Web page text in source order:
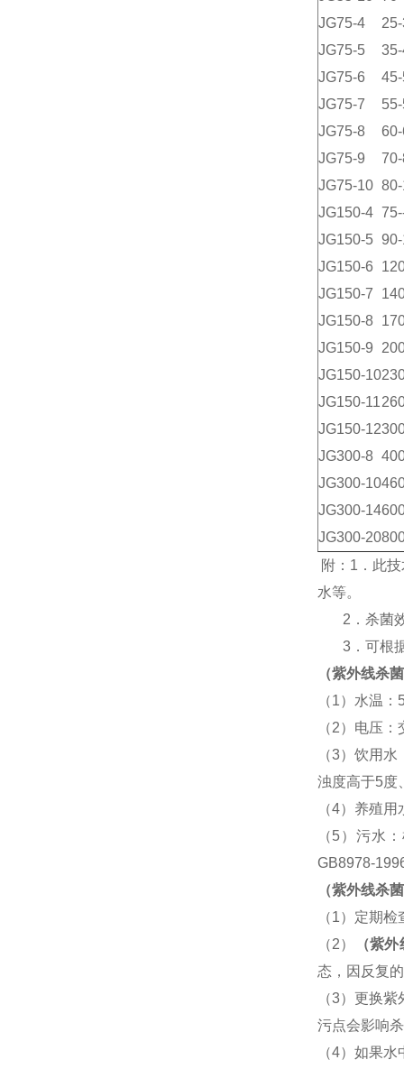
JG75-4
JG75-5
JG75-6
JG75-7
JG75-8
JG75-9
JG75-10
JG150-4
JG150-5
JG150-6
JG150-7
JG150-8
JG150-9
JG150-10
JG150-11
JG150-12
JG300-8
JG300-10
JG300-14
JG300-20
附： 1 ．此
水等。
2 ．杀菌
3．可根
（紫外线杀
（1）水温：
（2）电压：
（3）饮用水
浊度高于5度
（4）养殖用
（5）污水
GB8978-
（紫外线杀
（1）定期检
（2）
（紫
态，因反复
（3）更换紫
污点会影响
（4）如果水